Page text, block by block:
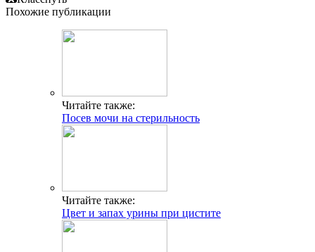
Похожие публикации
Читайте также:
Посев мочи на стерильность
Читайте также:
Цвет и запах урины при цистите